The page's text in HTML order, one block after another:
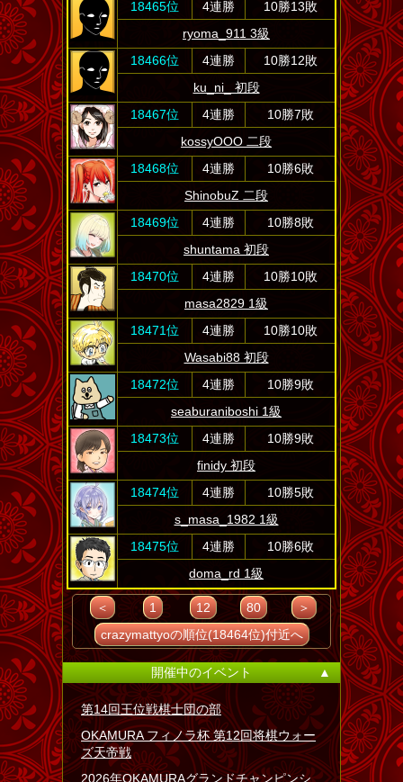
18465位
4連勝
10勝13敗
ryoma_911 3級
18466位
4連勝
10勝12敗
ku_ni_ 初段
18467位
4連勝
10勝7敗
kossyOOO 二段
18468位
4連勝
10勝6敗
ShinobuZ 二段
18469位
4連勝
10勝8敗
shuntama 初段
18470位
4連勝
10勝10敗
masa2829 1級
18471位
4連勝
10勝10敗
Wasabi88 初段
18472位
4連勝
10勝9敗
seaburaniboshi 1級
18473位
4連勝
10勝9敗
finidy 初段
18474位
4連勝
10勝5敗
s_masa_1982 1級
18475位
4連勝
10勝6敗
doma_rd 1級
＜ 1 12 80
＞
crazymattyoの順位(18464位)付近へ
開催中のイベント ▲
第14回王位戦棋士団の部
OKAMURA フィノラ杯 第12回将棋ウォー
ズ天帝戦
2026年OKAMURAグランドチャンピンシ